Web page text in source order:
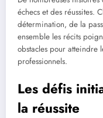
échecs et des réussites.
détermination, de la
ensemble les récits
obstacles pour atteindre
professionnels.
Les défis
la réussite